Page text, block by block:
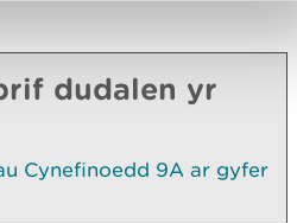
dudalen yr
Cynefinoedd 9A ar gyfer